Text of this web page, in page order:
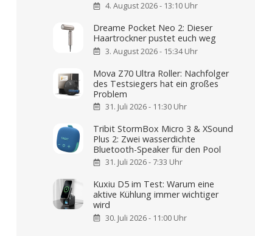
4. August 2026 - 13:10 Uhr
Dreame Pocket Neo 2: Dieser
Haartrockner pustet euch weg
3. August 2026 - 15:34 Uhr
Mova Z70 Ultra Roller: Nachfolger
des Testsiegers hat ein großes
Problem
31. Juli 2026 - 11:30 Uhr
Tribit StormBox Micro 3 & XSound
Plus 2: Zwei wasserdichte
Bluetooth-Speaker für den Pool
31. Juli 2026 - 7:33 Uhr
Kuxiu D5 im Test: Warum eine
aktive Kühlung immer wichtiger
wird
30. Juli 2026 - 11:00 Uhr